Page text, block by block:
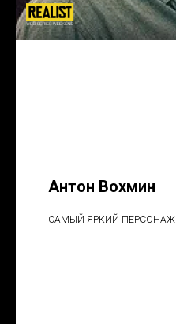
Антон Вохмин
САМЫЙ ЯРКИЙ ПЕРСОНАЖ